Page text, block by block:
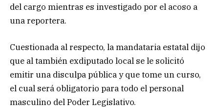
del cargo mientras es investigado por el acoso a
una reportera.
Cuestionada al respecto, la mandataria estatal dijo
que al también exdiputado local se le solicitó
emitir una disculpa pública y que tome un curso,
el cual será obligatorio para todo el personal
masculino del Poder Legislativo.